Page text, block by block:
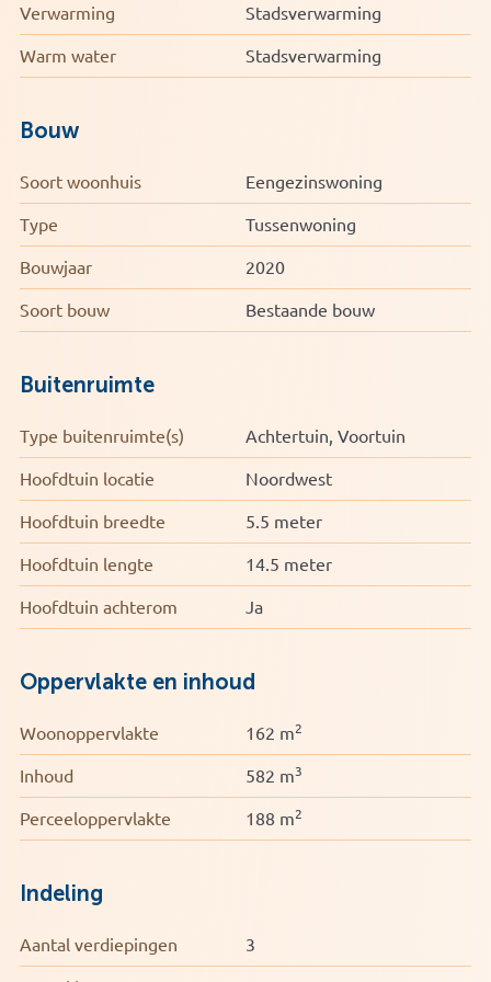
• Bouwjaar 2020
• Woonoppervlakte ca. 162 m²
• Inhoud ca. 582 m³
• Energielabel A
• Vrijstaande houten berging en eigen parkeerplaats
Verwarming Stadsverwarming
Warm water Stadsverwarming
Bouw
Soort woonhuis Eengezinswoning
Type Tussenwoning
Bouwjaar 2020
Soort bouw Bestaande bouw
Buitenruimte
Type buitenruimte(s) Achtertuin, Voortuin
Hoofdtuin locatie Noordwest
Hoofdtuin breedte 5.5 meter
Hoofdtuin lengte 14.5 meter
Hoofdtuin achterom Ja
Oppervlakte en inhoud
Woonoppervlakte 162 m2
Inhoud 582 m3
Perceeloppervlakte 188 m2
Indeling
Aantal verdiepingen 3